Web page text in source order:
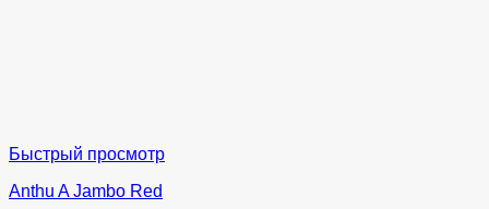
Быстрый просмотр
Anthu A Jambo Red